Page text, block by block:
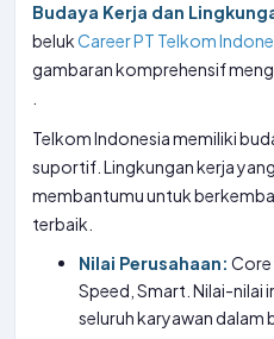
Budaya Kerja dan
belukCareer PT Telkom
gambaran komprehensif
Telkom Indonesia memiliki
suportif. Lingkungan kerja
membantumu untuk
terbaik.
Nilai Perusahaan: Core
Speed, Smart. Nilai-nilai
seluruh karyawan dalam